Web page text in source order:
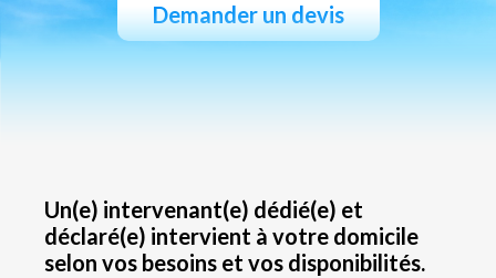
Demander un devis
Un(e) intervenant(e) dédié(e) et
déclaré(e) intervient à votre domicile
selon vos besoins et vos disponibilités.